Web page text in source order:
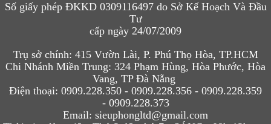
Số giấy phép ĐKKD 0309116497 do Sở Kế Hoạch Và Đầu
Tư
cấp ngày 24/07/2009
Trụ sở chính: 415 Vườn Lài, P. Phú Thọ Hòa, TP.HCM
Chi Nhánh Miền Trung: 324 Phạm Hùng, Hòa Phước, Hòa
Vang, TP Đà Nẵng
Điện thoại: 0909.228.350 - 0909.228.356 - 0909.228.359
- 0909.228.373
Email: sieuphongltd@gmail.com